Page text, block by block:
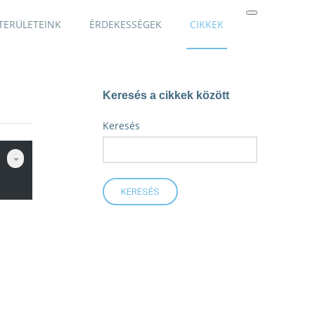
ÉRDEKESSÉGEK CIKKEK
Keresés a cikkek között
Keresés
KERESÉS